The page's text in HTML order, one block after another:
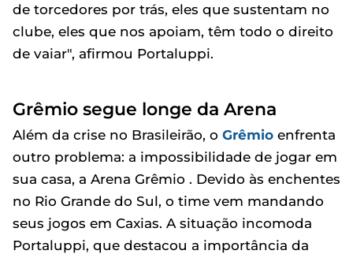
de torcedores por trás, eles que sustentam no
clube, eles que nos apoiam, têm todo o direito
de vaiar", afirmou Portaluppi.
Grêmio segue longe da Arena
Além da crise no Brasileirão, o Grêmio enfrenta
outro problema: a impossibilidade de jogar em
sua casa, a Arena Grêmio . Devido às enchentes
no Rio Grande do Sul, o time vem mandando
seus jogos em Caxias. A situação incomoda
Portaluppi, que destacou a importância da